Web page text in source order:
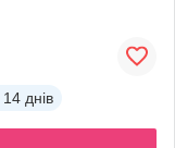
14 днів